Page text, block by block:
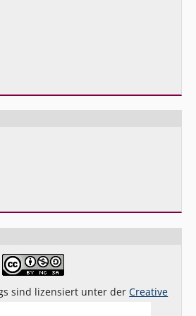
sind lizensiert unter derCreative